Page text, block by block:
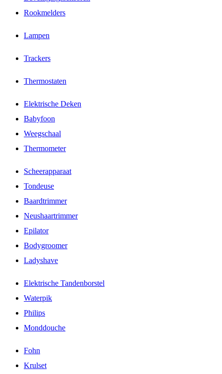
Rookmelders
Lampen
Trackers
Thermostaten
Elektrische Deken
Babyfoon
Weegschaal
Thermometer
Scheerapparaat
Tondeuse
Baardtrimmer
Neushaartrimmer
Epilator
Bodygroomer
Ladyshave
Elektrische Tandenborstel
Waterpik
Philips
Monddouche
Fohn
Krulset